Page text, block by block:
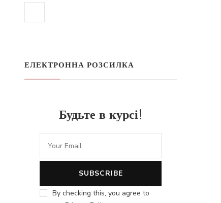
ЕЛЕКТРОННА РОЗСИЛКА
Будьте в курсі!
By checking this, you agree to